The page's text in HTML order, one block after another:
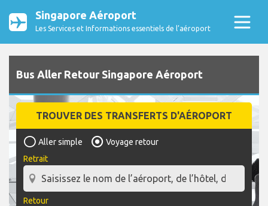
Singapore Aéroport
Les Services et Informations essentiels de l’aéroport
Bus Aller Retour Singapore Aéroport
TROUVER DES TRANSFERTS D'AÉROPORT
Aller simple
Voyage retour
Retrait
Retour